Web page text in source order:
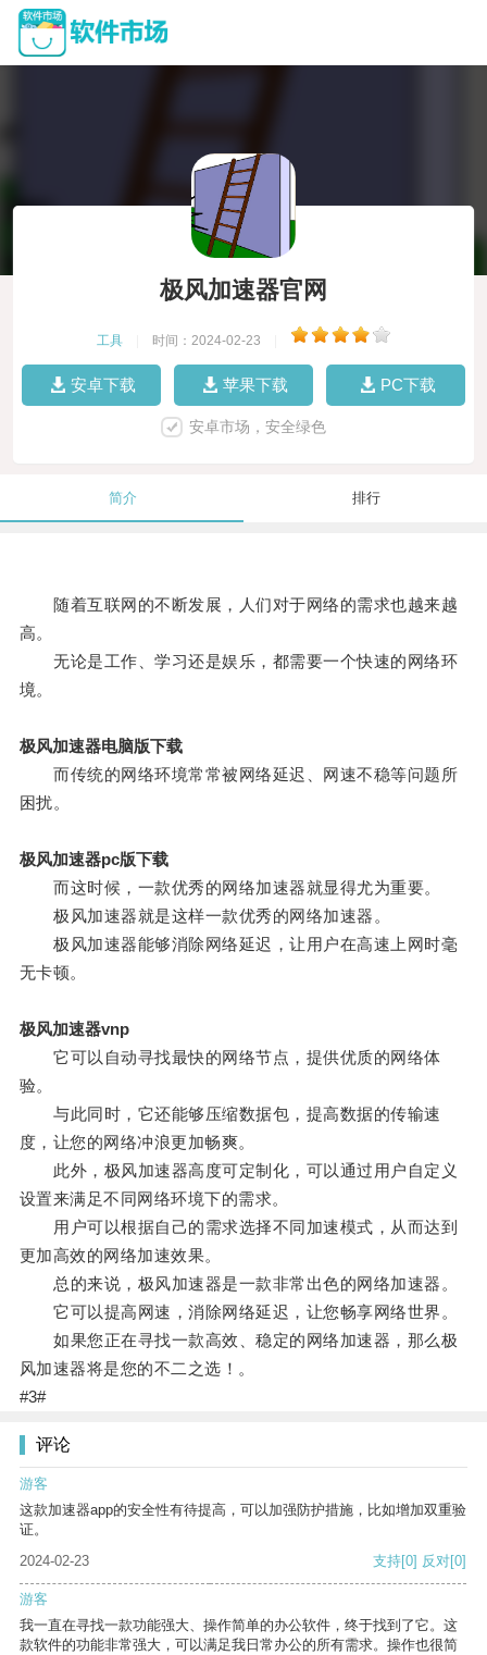
极风加速器官网
工具 时间：2024-02-23
安卓下载 苹果下载 PC下载
安卓市场，安全绿色
简介 排行
随着互联网的不断发展，人们对于网络的需求也越来越
高。
无论是工作、学习还是娱乐，都需要一个快速的网络环
境。
极风加速器电脑版下载
而传统的网络环境常常被网络延迟、网速不稳等问题所
困扰。
极风加速器pc版下载
而这时候，一款优秀的网络加速器就显得尤为重要。
极风加速器就是这样一款优秀的网络加速器。
极风加速器能够消除网络延迟，让用户在高速上网时毫
无卡顿。
极风加速器vnp
它可以自动寻找最快的网络节点，提供优质的网络体
验。
与此同时，它还能够压缩数据包，提高数据的传输速
度，让您的网络冲浪更加畅爽。
此外，极风加速器高度可定制化，可以通过用户自定义
设置来满足不同网络环境下的需求。
用户可以根据自己的需求选择不同加速模式，从而达到
更加高效的网络加速效果。
总的来说，极风加速器是一款非常出色的网络加速器。
它可以提高网速，消除网络延迟，让您畅享网络世界。
如果您正在寻找一款高效、稳定的网络加速器，那么极
风加速器将是您的不二之选！。
#3#
评论
游客
这款加速器app的安全性有待提高，可以加强防护措施，比如增加双重验
证。
2024-02-23
支持[0] 反对[0]
游客
我一直在寻找一款功能强大、操作简单的办公软件，终于找到了它。这
款软件的功能非常强大，可以满足我日常办公的所有需求。操作也很简